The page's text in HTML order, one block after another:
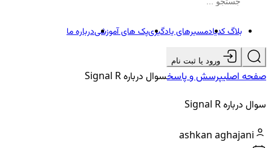
بلاگ کدیادمسیرهای یادگیریپک های آموزشیدرباره ما
ورود یا ثبت نام
صفحه اصلیپرسش و پاسخسوال درباره Signal R
سوال درباره Signal R
ashkan aghajani